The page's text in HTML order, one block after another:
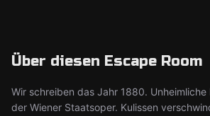
Über diesen Escape Room
Wir schreiben das Jahr 1880. Unheimliche
der Wiener Staatsoper. Kulissen